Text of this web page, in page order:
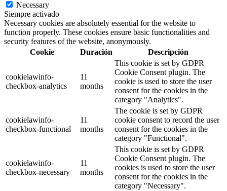
Necessary
Siempre activado
Necessary cookies are absolutely essential for the website to
function properly. These cookies ensure basic functionalities and
security features of the website, anonymously.
Cookie
Duración Descripción
cookielawinfo-
checkbox-analytics
11
months
This cookie is set by GDPR
Cookie Consent plugin. The
cookie is used to store the user
consent for the cookies in the
category "Analytics".
cookielawinfo-
checkbox-functional
11
months
The cookie is set by GDPR
cookie consent to record the user
consent for the cookies in the
category "Functional".
cookielawinfo-
checkbox-necessary
11
months
This cookie is set by GDPR
Cookie Consent plugin. The
cookies is used to store the user
consent for the cookies in the
category "Necessary".